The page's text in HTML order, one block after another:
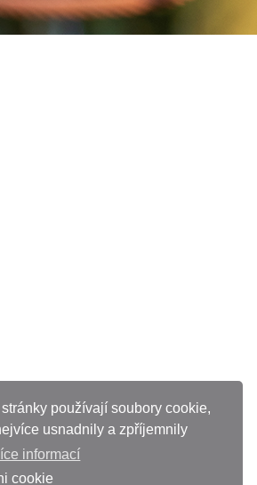
používají soubory cookie,
usnadnily a zpříjemnily
informací
cookie